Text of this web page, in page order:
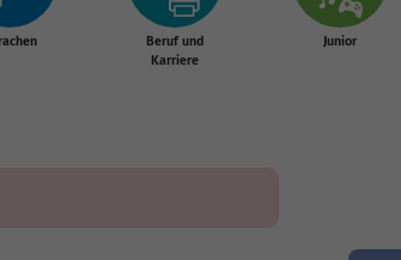
Beruf und
Karriere
Junior